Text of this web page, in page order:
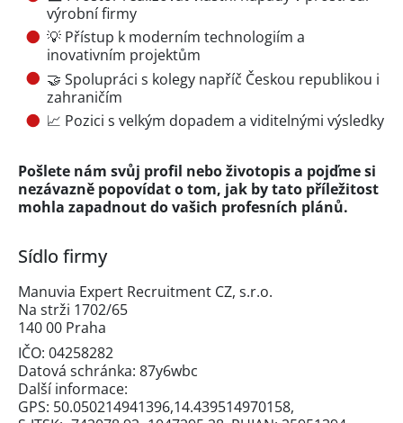
výrobní firmy
💡 Přístup k moderním technologiím a
inovativním projektům
🤝 Spolupráci s kolegy napříč Českou republikou i
zahraničím
📈 Pozici s velkým dopadem a viditelnými výsledky
Pošlete nám svůj profil nebo životopis a pojďme si
nezávazně popovídat o tom, jak by tato příležitost
mohla zapadnout do vašich profesních plánů.
Sídlo firmy
Manuvia Expert Recruitment CZ, s.r.o.
Na strži 1702/65
140 00 Praha
IČO: 04258282
Datová schránka: 87y6wbc
Další informace:
GPS: 50.050214941396,14.439514970158,